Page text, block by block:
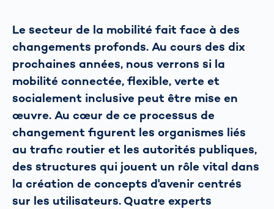
Le secteur de la mobilité fait face à des
changements profonds. Au cours des dix
prochaines années, nous verrons si la
mobilité connectée, flexible, verte et
socialement inclusive peut être mise en
œuvre. Au cœur de ce processus de
changement figurent les organismes liés
au trafic routier et les autorités publiques,
des structures qui jouent un rôle vital dans
la création de concepts d'avenir centrés
sur les utilisateurs. Quatre experts